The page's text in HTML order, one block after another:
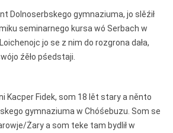
Dolnoserbskego gymnaziuma, jo slěźił
seminarnego kursa wó Serbach w
jo se z nim do rozgrona dała,
źěło pśedstaji.
Kacper Fidek, som 18 lět stary a něnto
gymnaziuma w Chóśebuzu. Som se
Żary a som teke tam bydlił w
e-paper
wudaśe k lazowanju
slědnych wudaśow
śišćanego
jano 9 €)